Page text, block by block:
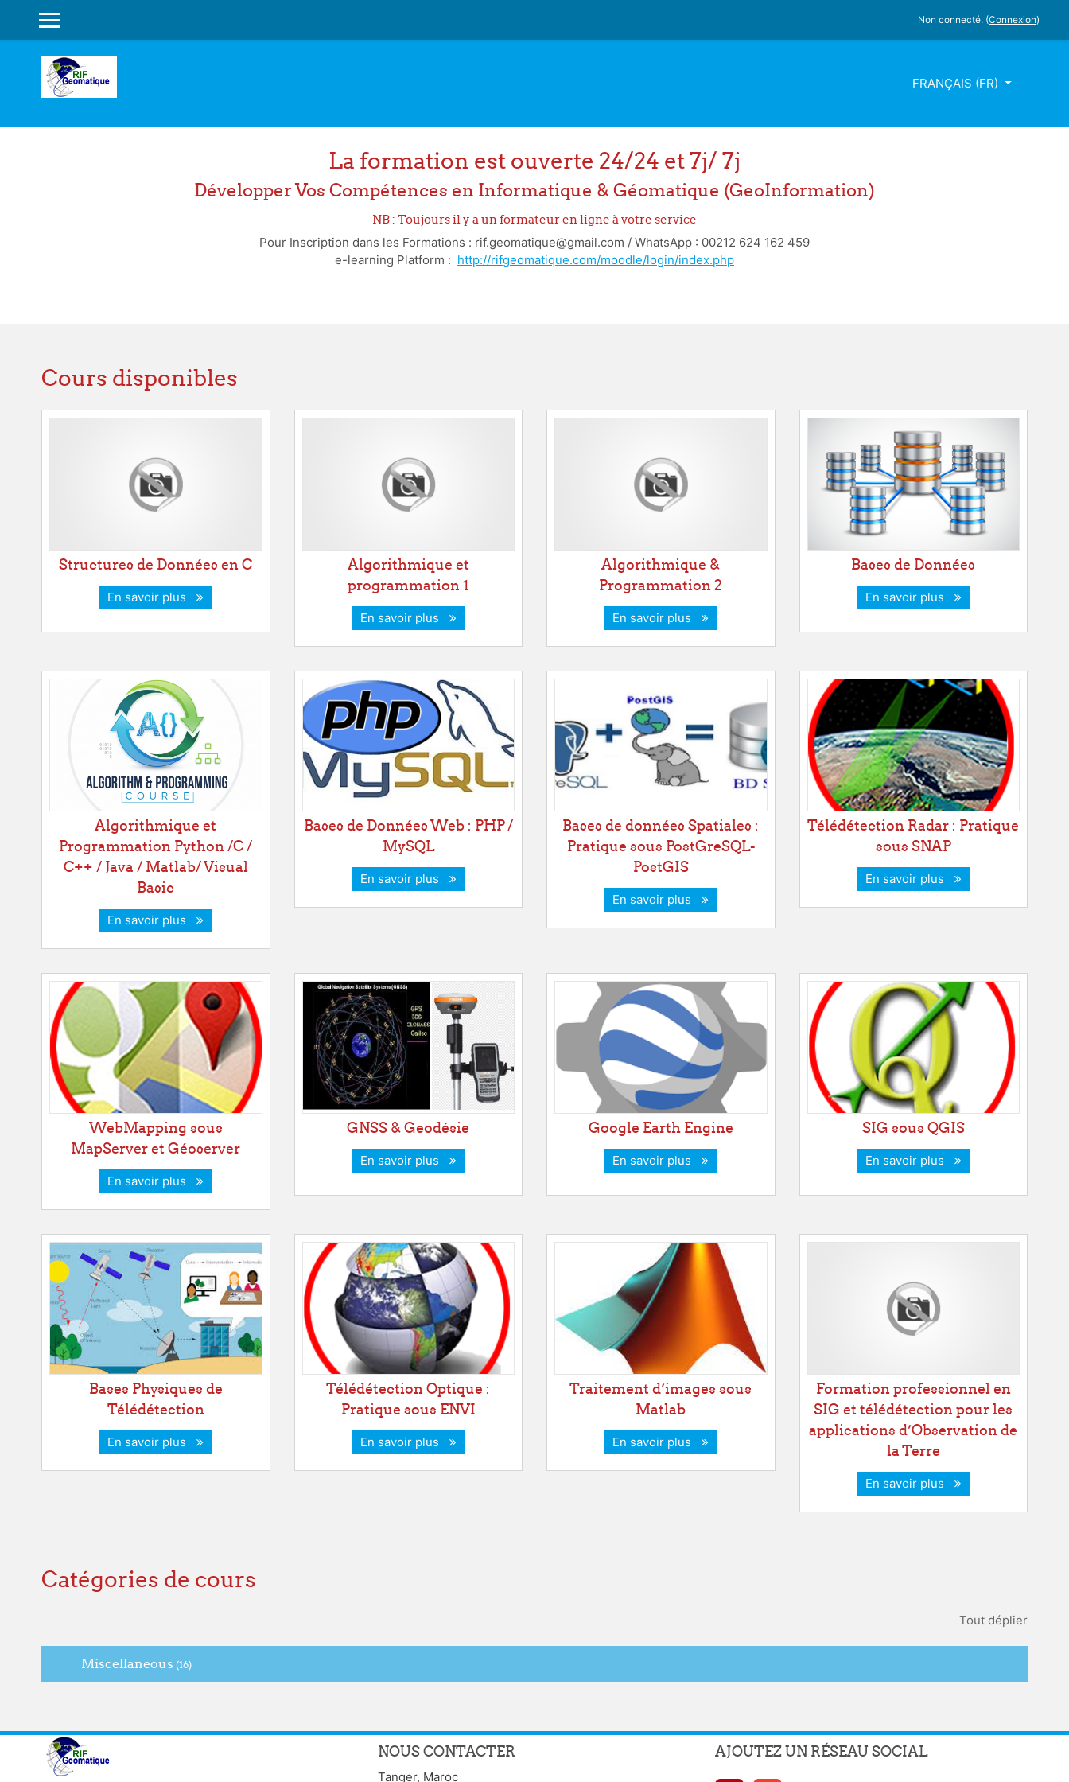
PANNEAU LATÉRAL
Non connecté. (Connexion)
FRANÇAIS ‎(FR)‎
La formation est ouverte 24/24 et 7j/ 7j
Développer Vos Compétences en Informatique & Géomatique (GeoInformation)
NB : Toujours il y a un formateur en ligne à votre service
Pour Inscription dans les Formations : rif.geomatique@gmail.com / WhatsApp : 00212 624 162 459
e-learning Platform : http://rifgeomatique.com/moodle/login/index.php
Cours disponibles
Structures de Données en C
En savoir plus
Algorithmique et
programmation 1
En savoir plus
Algorithmique &
Programmation 2
En savoir plus
Bases de Données
En savoir plus
Algorithmique et
Programmation Python /C /
C++ / Java / Matlab/ Visual
Basic
En savoir plus
Bases de Données Web : PHP /
MySQL
En savoir plus
Bases de données Spatiales :
Pratique sous PostGreSQL-
PostGIS
En savoir plus
Télédétection Radar : Pratique
sous SNAP
En savoir plus
WebMapping sous
MapServer et Géoserver
En savoir plus
GNSS & Geodésie
En savoir plus
Google Earth Engine
En savoir plus
SIG sous QGIS
En savoir plus
Bases Physiques de
Télédétection
En savoir plus
Télédétection Optique :
Pratique sous ENVI
En savoir plus
Traitement d’images sous
Matlab
En savoir plus
Formation professionnel en
SIG et télédétection pour les
applications d’Observation de
la Terre
En savoir plus
Catégories de cours
Tout déplier
Miscellaneous (16)
NOUS CONTACTER
Tanger, Maroc
AJOUTEZ UN RÉSEAU SOCIAL